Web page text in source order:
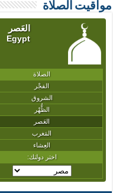
مواقيت الصلاة